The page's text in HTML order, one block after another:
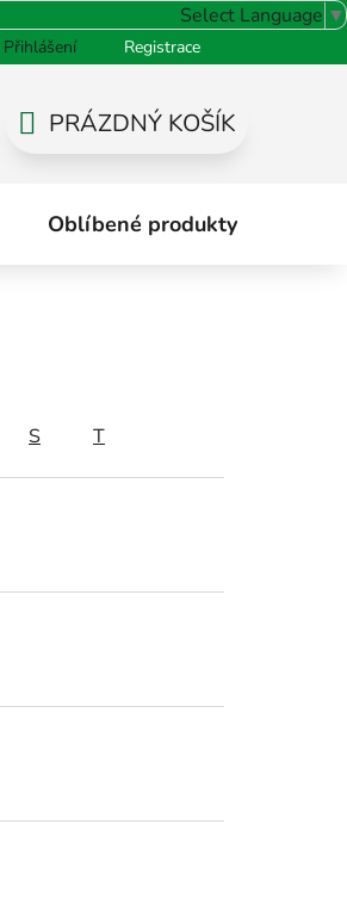
Select Language ▼
Přihlášení Registrace
KOŠÍK
PRÁZDNÝ KOŠÍK
Oblíbené produkty
S T